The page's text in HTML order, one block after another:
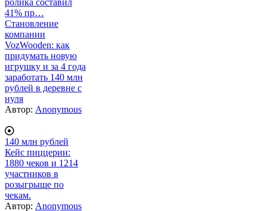
41% пр…
Становление
компании
VozWooden: как
придумать новую
игрушку и за 4 года
заработать 140 млн
рублей в деревне с
нуля
Автор: Anonymous
140 млн рублей
Кейс пиццерии:
1880 чеков и 1214
участников в
розыгрыше по
чекам.
Автор: Anonymous